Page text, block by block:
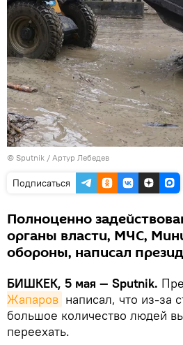
© Sputnik / Артур Лебедев
Подписаться
Полноценно
органы власти, МЧС,
обороны, написал
БИШКЕК, 5 мая — Sputnik.
Жапаров написал, что из-за
большое количество людей
переехать.